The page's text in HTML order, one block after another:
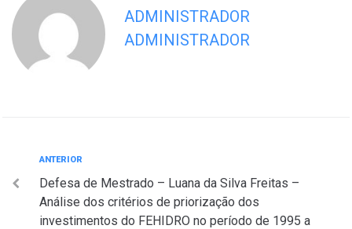
ADMINISTRADOR
ADMINISTRADOR
Navegação
de
Post
Anterior
ANTERIOR
Defesa de Mestrado – Luana da Silva Freitas –
Análise dos critérios de priorização dos
investimentos do FEHIDRO no período de 1995 a